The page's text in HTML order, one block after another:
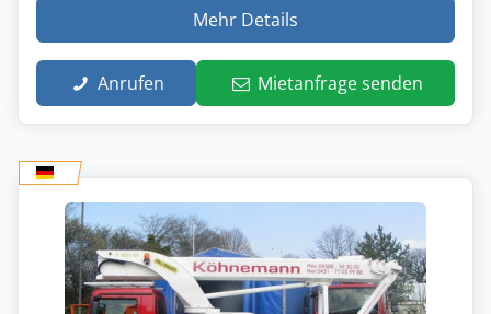
Mehr Details
Anrufen Mietanfrage senden